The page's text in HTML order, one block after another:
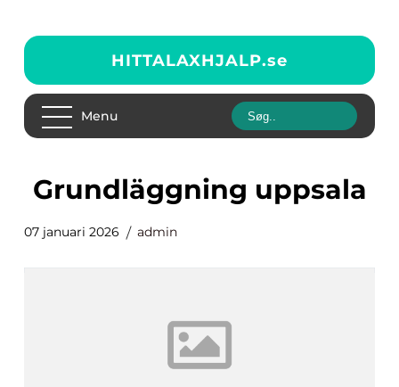
HITTALAXHJALP.se
Menu
grundläggning uppsala
07 januari 2026 admin